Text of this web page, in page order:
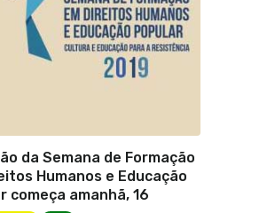
da Semana de Formação
Humanos e Educação
começa amanhã, 16